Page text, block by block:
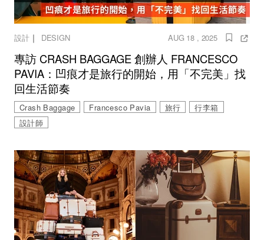
設計｜ DESIGN AUG 18 , 2025
專訪 CRASH BAGGAGE 創辦人 FRANCESCO
PAVIA：凹痕才是旅行的開始，用「不完美」找
回生活節奏
Crash Baggage Francesco Pavia 旅行
行李箱
設計師